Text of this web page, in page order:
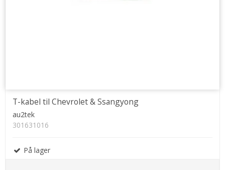
T-kabel til Chevrolet & Ssangyong
au2tek
301631016
På lager